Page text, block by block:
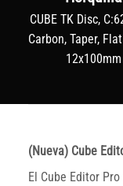
CUBE TK Disc,
Carbon, Taper,
12x100mm
(Nueva) Cube
El Cube Editor